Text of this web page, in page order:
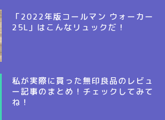
「2022年版コールマン ウォーカー
25L」はこんなリュックだ！
私が実際に買った無印良品のレビュ
ー記事のまとめ！チェックしてみて
ね！